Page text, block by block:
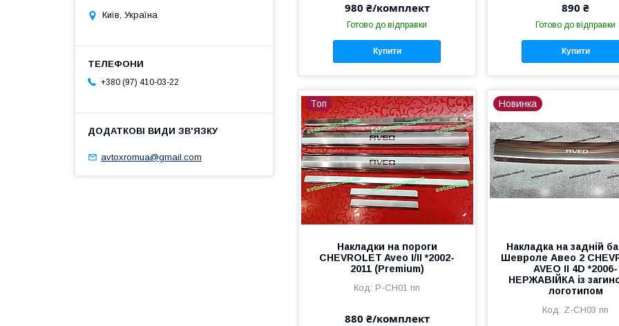
980 ₴/комплект
Готово до відправки
Купити
890 ₴
Готово до відправки
Купити
Топ
Накладки на пороги
CHEVROLET Aveo I/II *2002-
2011 (Premium)
P-CH01 nn
880 ₴/комплект
Новинка
Накладка на задній
Шевроле Авео 2
AVEO II 4D *2006-
НЕРЖАВІЙКА із
логотипом
Z-CH03 nn
Київ, Україна
+380 (97) 410-03-22
avtoxromua@gmail.com